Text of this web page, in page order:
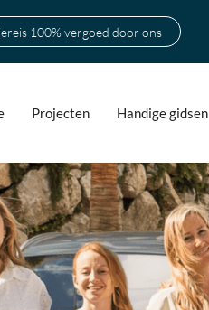
100% vergoed door ons
Projecten Handige gidsen